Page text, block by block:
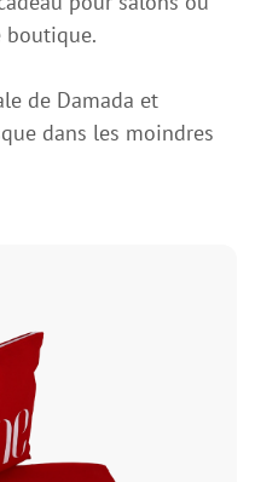
pour salons ou
boutique.
de Damada et
dans les moindres